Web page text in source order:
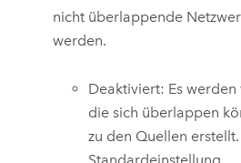
nicht überlappende
werden.
Deaktiviert: Es
die sich überlappen
zu den Quellen